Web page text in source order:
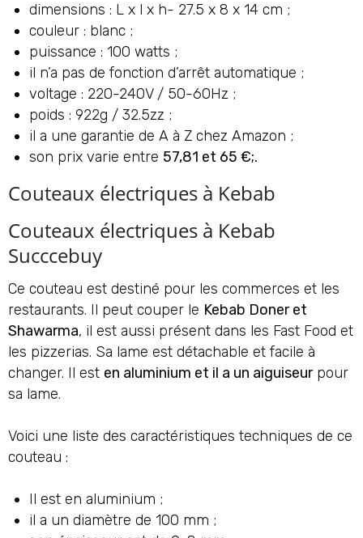
dimensions : L x l x h- 27.5 x 8 x 14 cm ;
couleur : blanc ;
puissance : 100 watts ;
il n’a pas de fonction d’arrêt automatique ;
voltage : 220-240V / 50-60Hz ;
poids : 922g / 32.5zz ;
il a une garantie de A à Z chez Amazon ;
son prix varie entre 57,81 et 65 €;.
Couteaux électriques à Kebab
Couteaux électriques à Kebab
Succcebuy
Ce couteau est destiné pour les commerces et les
restaurants. Il peut couper le Kebab Doner et
Shawarma, il est aussi présent dans les Fast Food et
les pizzerias. Sa lame est détachable et facile à
changer. Il est en aluminium et il a un aiguiseurpour
sa lame.
Voici une liste des caractéristiques techniques de ce
couteau :
Il est en aluminium ;
il a un diamètre de 100 mm ;